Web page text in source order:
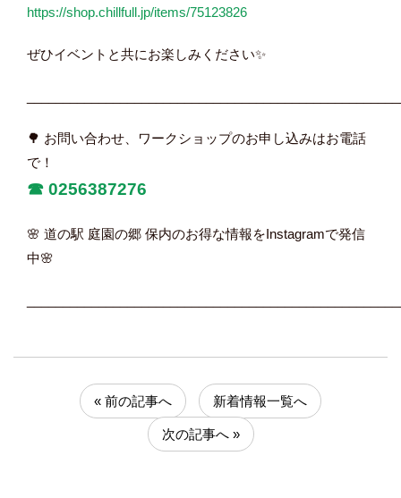
https://shop.chillfull.jp/items/75123826
ぜひイベントと共にお楽しみください✨
🌳 お問い合わせ、ワークショップのお申し込みはお電話
で！
☎︎ 0256387276
🌸 道の駅 庭園の郷 保内のお得な情報をInstagramで発信
中🌸
« 前の記事へ 新着情報一覧へ
次の記事へ »